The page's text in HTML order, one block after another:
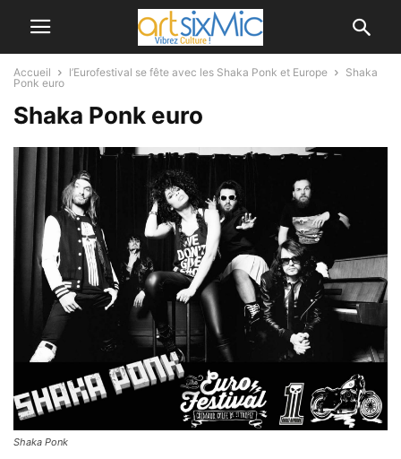
Accueil l’Eurofestival se fête avec les Shaka Ponk et Europe
Shaka
Ponk euro
Shaka Ponk euro
Shaka Ponk